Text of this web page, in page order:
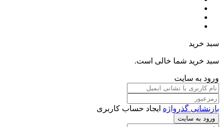
سبد خرید
سبد خرید شما خالی است.
ورود به سایت
بازنشانی گذرواژه ایجاد حساب کاربری
ورود به سایت